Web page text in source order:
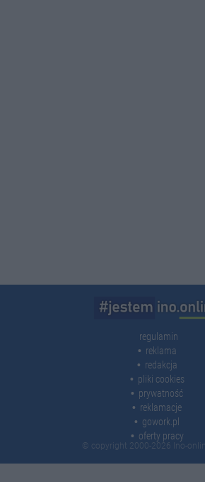
regulamin
reklama
redakcja
pliki cookies
prywatność
reklamacje
gowork.pl
oferty pracy
© copyright 2000-2026 Ino-